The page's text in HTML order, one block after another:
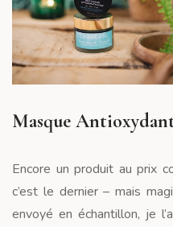
Masque
Encore un produit au prix
c’est le dernier – mais
envoyé en échantillon, je